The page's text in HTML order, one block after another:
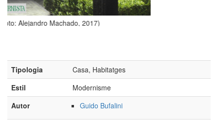
Tipologia
Casa, Habitatges
Autor
Guido Bufalini
Adreça Sarmiento, 450
CP Població B8000 - Bahía Blanca (Argentina)